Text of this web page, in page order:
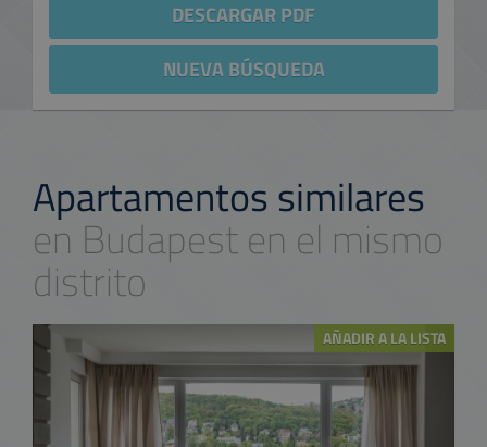
DESCARGAR PDF
NUEVA BÚSQUEDA
Apartamentos similares
en Budapest en el mismo
distrito
AÑADIR A LA LISTA